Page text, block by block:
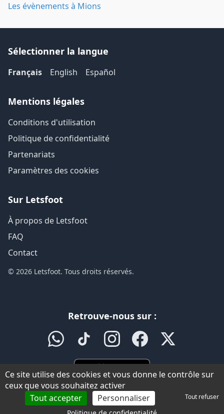
Les évènements à Mions
Sélectionner la langue
Français English Español
Mentions légales
Conditions d'utilisation
Politique de confidentialité
Partenariats
Paramètres des cookies
Sur Letsfoot
À propos de Letsfoot
FAQ
Contact
© 2026 Letsfoot. Tous droits réservés.
Retrouve-nous sur :
Ce site utilise des cookies et vous donne le contrôle sur
ceux que vous souhaitez activer
Tout accepter
Tout refuser
Personnaliser